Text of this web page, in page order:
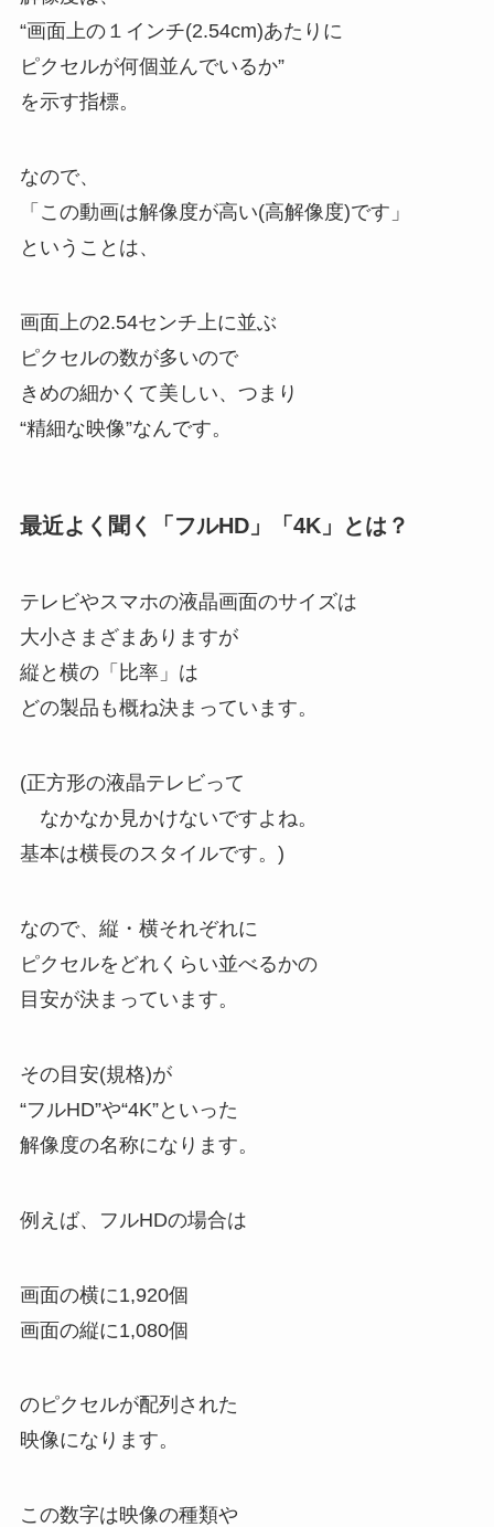
“画面上の１インチ(2.54cm)あたりに
ピクセルが何個並んでいるか”
を示す指標。
なので、
「この動画は解像度が高い(高解像度)です」
ということは、
画面上の2.54センチ上に並ぶ
ピクセルの数が多いので
きめの細かくて美しい、つまり
“精細な映像”なんです。
最近よく聞く「フルHD」「4K」とは？
テレビやスマホの液晶画面のサイズは
大小さまざまありますが
縦と横の「比率」は
どの製品も概ね決まっています。
(正方形の液晶テレビって
なかなか見かけないですよね。
基本は横長のスタイルです。)
なので、縦・横それぞれに
ピクセルをどれくらい並べるかの
目安が決まっています。
その目安(規格)が
“フルHD”や“4K”といった
解像度の名称になります。
例えば、フルHDの場合は
画面の横に1,920個
画面の縦に1,080個
のピクセルが配列された
映像になります。
この数字は映像の種類や